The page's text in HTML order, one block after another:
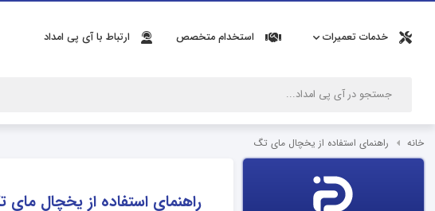
خدمات تعمیرات استخدام متخصص ارتباط با آی پی امداد
خانه راهنمای استفاده از یخچال مای تگ
راهنمای استفاده از یخچال مای